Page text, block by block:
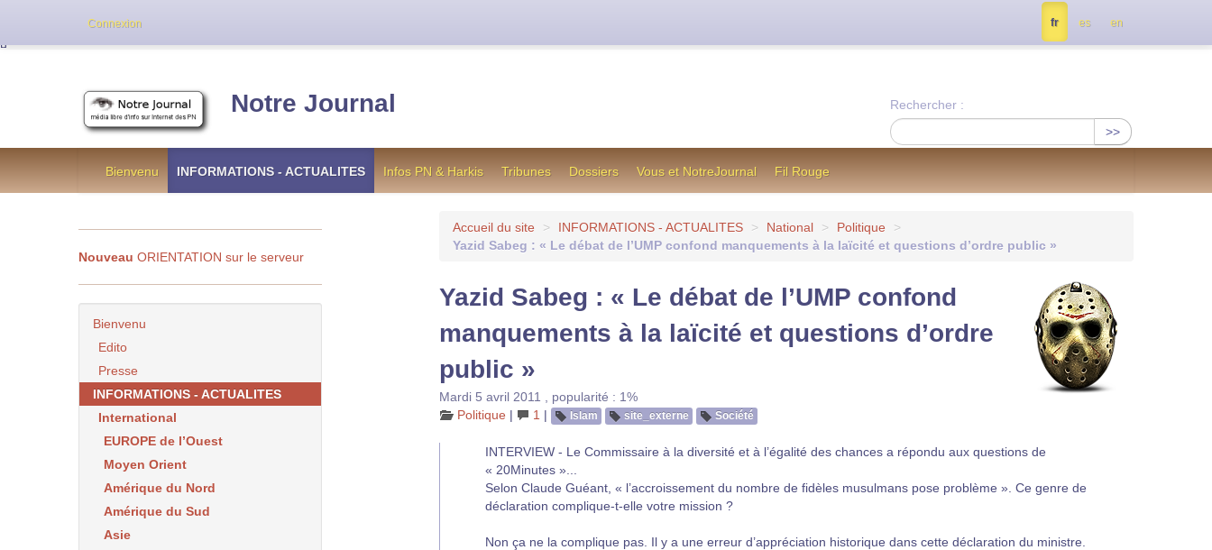
Notre Journal
Rechercher :
>>
Bienvenu INFORMATIONS - ACTUALITES Infos PN & Harkis Tribunes Dossiers Vous et NotreJournal Fil Rouge
Accueil du site > INFORMATIONS - ACTUALITES > National > Politique
>
Yazid Sabeg : « Le débat de l’UMP confond manquements à la laïcité et questions d’ordre public »
Yazid Sabeg : « Le débat de l’UMP confond
manquements à la laïcité et questions d’ordre
public »
Mardi 5 avril 2011
popularité : 1%
Politique | 1 | Islam site_externe Société
INTERVIEW - Le Commissaire à la diversité et à l’égalité des chances a répondu aux questions de
« 20Minutes »...
Selon Claude Guéant, « l’accroissement du nombre de fidèles musulmans pose problème ». Ce genre de
déclaration complique-t-elle votre mission ?
Non ça ne la complique pas. Il y a une erreur d’appréciation historique dans cette déclaration du ministre.
Nouveau ORIENTATION sur le serveur
Bienvenu
Edito
Presse
INFORMATIONS - ACTUALITES
International
EUROPE de l’Ouest
Moyen Orient
Amérique du Nord
Amérique du Sud
Asie
Connexion fr es en
Cette version de NotreJournal représente l’ancienne formule utilisée jusqu’en octobre 2012, en cas de difficultés, contactez nous à info@notrejournal.info !